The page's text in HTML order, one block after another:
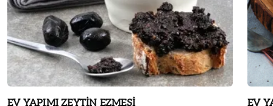
EV YAPIMI ZEYTİN EZMESİ
EV